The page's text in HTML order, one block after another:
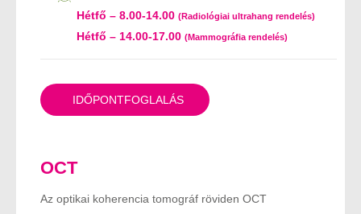
Hétfő – 8.00-14.00 (Radiológiai ultrahang rendelés)
Hétfő – 14.00-17.00 (Mammográfia rendelés)
IDŐPONTFOGLALÁS
OCT
Az optikai koherencia tomográf röviden OCT